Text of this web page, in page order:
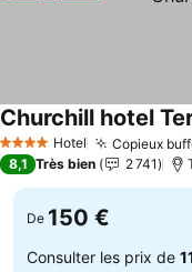
4 Étoiles Hotel Copieux
Churchill hotel
8,1 Très bien 2 741
De 150 €
Consulter les prix de